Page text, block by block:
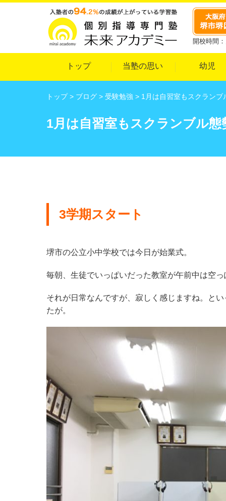
開校時間
トップ 当塾の思い 幼児
トップ> ブログ > 受験勉強 > 1月は自習室もスクランブ
1月は自習室もスクランブル態
3学期スタート
堺市の公立小中学校では今日が始業式。
毎朝、生徒でいっぱいだった教室が午前中は空っ
それが日常なんですが、寂しく感じますね。と
たが。